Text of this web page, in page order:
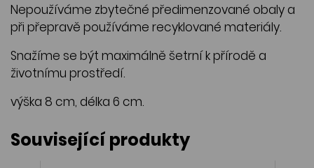
Nepoužíváme zbytečné předimenzované obaly a
při přepravě používáme recyklované materiály.
Snažíme se být maximálně šetrní k přírodě a
životnímu prostředí.
výška 8 cm, délka 6 cm.
Související produkty